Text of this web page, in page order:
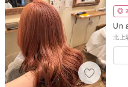
◎
Un
北上